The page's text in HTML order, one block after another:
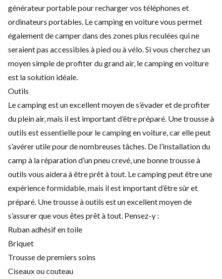
générateur portable pour recharger vos téléphones et
ordinateurs portables. Le camping en voiture vous permet
également de camper dans des zones plus reculées qui ne
seraient pas accessibles à pied ou à vélo. Si vous cherchez un
moyen simple de profiter du grand air, le camping en voiture
est la solution idéale.
Outils
Le camping est un excellent moyen de s’évader et de profiter
du plein air, mais il est important d’être préparé. Une trousse à
outils est essentielle pour le camping en voiture, car elle peut
s’avérer utile pour de nombreuses tâches. De l’installation du
camp à la réparation d’un pneu crevé, une bonne trousse à
outils vous aidera à être prêt à tout. Le camping peut être une
expérience formidable, mais il est important d’être sûr et
préparé. Une trousse à outils est un excellent moyen de
s’assurer que vous êtes prêt à tout. Pensez-y :
Ruban adhésif en toile
Briquet
Trousse de premiers soins
Ciseaux ou couteau